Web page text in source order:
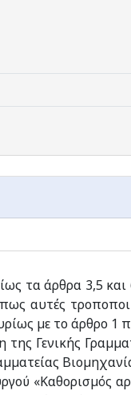
τα άρθρα 3,5
αυτές
µε το άρθρο 1
Γενικής
«Καθορισµός